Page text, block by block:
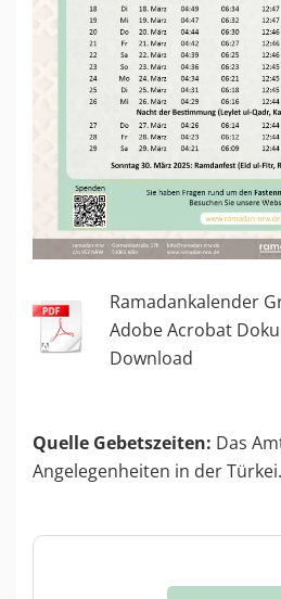
Ramadankalender
Adobe Acrobat
Download
Quelle Gebetszeiten: Das
Angelegenheiten in der Türkei.